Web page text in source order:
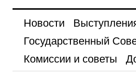
Новости
Государственный
Комиссии и советы